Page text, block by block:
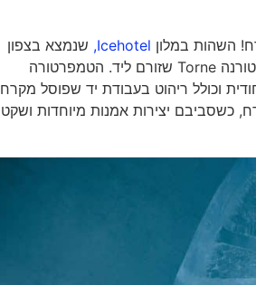
השהות במלון Icehotel, שנמצא בצפון
שבדיה, היא חוויה נפלאה של פעם בחיים. החדרים מפוסלים אך ורק מקרח שנחצב מנהר טורנה Torne שזורם ליד. הטמפרטורה
וכולל ריהוט בעבודת יד שפוסל מקרח
כשסביבם יצירות אמנות מיוחדות ושקט